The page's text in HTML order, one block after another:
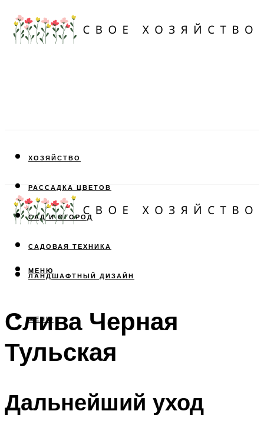
ХОЗЯЙСТВО
РАССАДКА ЦВЕТОВ
САД И ОГОРОД
САДОВАЯ ТЕХНИКА
ЛАНДШАФТНЫЙ ДИЗАЙН
МЕНЮ
МЕНЮ
Слива Черная
Тульская
Дальнейший уход